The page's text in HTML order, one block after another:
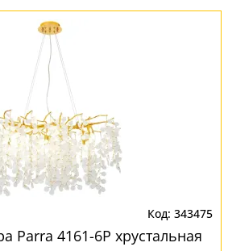
343475
Parra 4161-6P хрустальная